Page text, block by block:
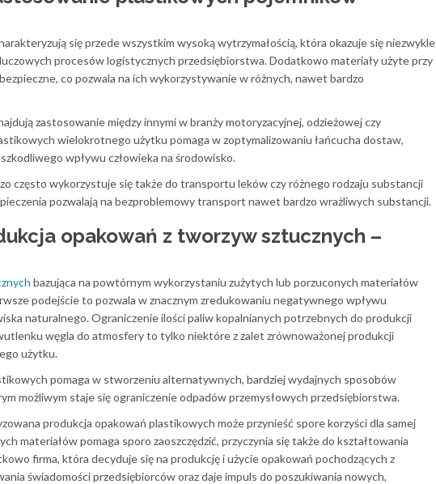
się przede wszystkim wysoką wytrzymałością, która okazuje się niezwykle
procesów logistycznych przedsiębiorstwa. Dodatkowo materiały użyte przy
co pozwala na ich wykorzystywanie w różnych, nawet bardzo
zastosowanie między innymi w branży motoryzacyjnej, odzieżowej czy
wielokrotnego użytku pomaga w zoptymalizowaniu łańcucha dostaw,
wpływu człowieka na środowisko.
często wykorzystuje się także do transportu leków czy różnego rodzaju substancji
pozwalają na bezproblemowy transport nawet bardzo wrażliwych substancji.
opakowań z tworzyw sztucznych –
bazująca na powtórnym wykorzystaniu zużytych lub porzuconych materiałów
podejście to pozwala w znacznym zredukowaniu negatywnego wpływu
naturalnego. Ograniczenie ilości paliw kopalnianych potrzebnych do produkcji
węgla do atmosfery to tylko niektóre z zalet zrównoważonej produkcji
użytku.
pomaga w stworzeniu alternatywnych, bardziej wydajnych sposobów
możliwym staje się ograniczenie odpadów przemysłowych przedsiębiorstwa.
produkcja opakowań plastikowych może przynieść spore korzyści dla samej
materiałów pomaga sporo zaoszczędzić, przyczynia się także do kształtowania
firma, która decyduje się na produkcję i użycie opakowań pochodzących z
świadomości przedsiębiorców oraz daje impuls do poszukiwania nowych,